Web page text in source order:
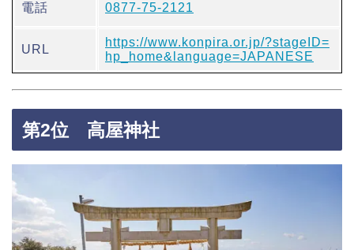
電話 0877-75-2121
URL
https://www.konpira.or.jp/?stageID=
hp_home&language=JAPANESE
第2位 高屋神社